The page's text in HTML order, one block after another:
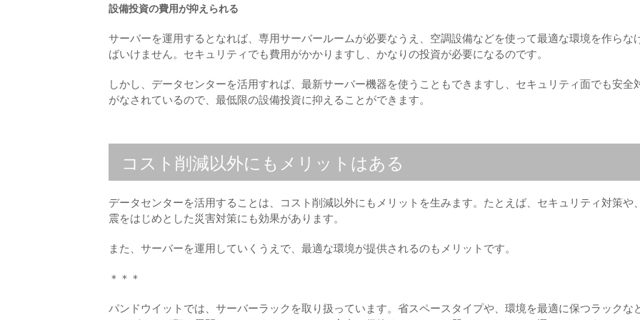
設備投資の費用が抑えられる
サーバーを運用するとなれば、専用サーバールームが必要なうえ、空調設備などを使って最適な環境を作らな
ばいけません。セキュリティでも費用がかかりますし、かなりの投資が必要になるのです。
しかし、データセンターを活用すれば、最新サーバー機器を使うこともできますし、セキュリティ面でも安全
がなされているので、最低限の設備投資に抑えることができます。
コスト削減以外にもメリットはある
データセンターを活用することは、コスト削減以外にもメリットを生みます。たとえば、セキュリティ対策や
震をはじめとした災害対策にも効果があります。
また、サーバーを運用していくうえで、最適な環境が提供されるのもメリットです。
＊＊＊
パンドウイットでは、サーバーラックを取り扱っています。省スペースタイプや、環境を最適に保つラックな